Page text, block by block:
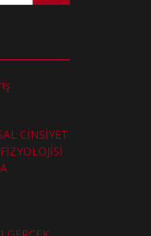
CİNSİYET